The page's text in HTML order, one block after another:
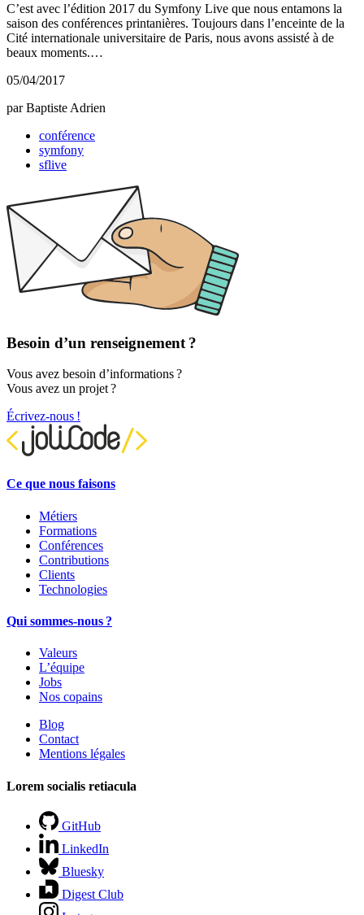
C’est avec l’édition 2017 du Symfony Live que nous entamons la
saison des conférences printanières. Toujours dans l’enceinte de la
Cité internationale universitaire de Paris, nous avons assisté à de
beaux moments.…
05/04/2017
par Baptiste Adrien
conférence
symfony
sflive
Besoin d’un renseignement ?
Vous avez besoin d’informations ?
Vous avez un projet ?
Écrivez-nous !
Ce que nous faisons
Métiers
Formations
Conférences
Contributions
Clients
Technologies
Qui sommes-nous ?
Valeurs
L’équipe
Jobs
Nos copains
Blog
Contact
Mentions légales
Lorem socialis retiacula
GitHub
LinkedIn
Bluesky
Digest Club